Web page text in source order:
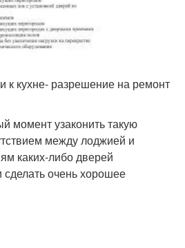
к кухне- разрешение на ремонт
момент узаконить такую
между лоджией и
каких-либо дверей
очень хорошее